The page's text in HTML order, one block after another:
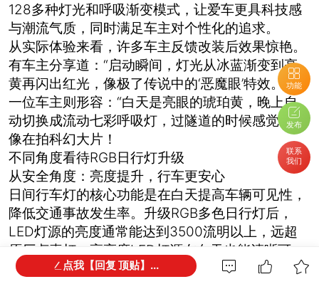
功能
发布
联系
我们
128多种灯光和呼吸渐变模式，让爱车更具科技感
与潮流气质，同时满足车主对个性化的追求。
从实际体验来看，许多车主反馈改装后效果惊艳。
有车主分享道：“启动瞬间，灯光从冰蓝渐变到亮
黄再闪出红光，像极了传说中的‘恶魔眼’特效。” 另
一位车主则形容：“白天是亮眼的琥珀黄，晚上自
动切换成流动七彩呼吸灯，过隧道的时候感觉自己
像在拍科幻大片！
不同角度看待RGB日行灯升级
从安全角度：亮度提升，行车更安心
日间行车灯的核心功能是在白天提高车辆可见性，
降低交通事故发生率。升级RGB多色日行灯后，
LED灯源的亮度通常能达到3500流明以上，远超
原厂卤素灯。高亮度LED灯源在白天也能清晰可
见，有效提升行车安全性。同时，升级后的灯光色
点我【回复 顶贴】...